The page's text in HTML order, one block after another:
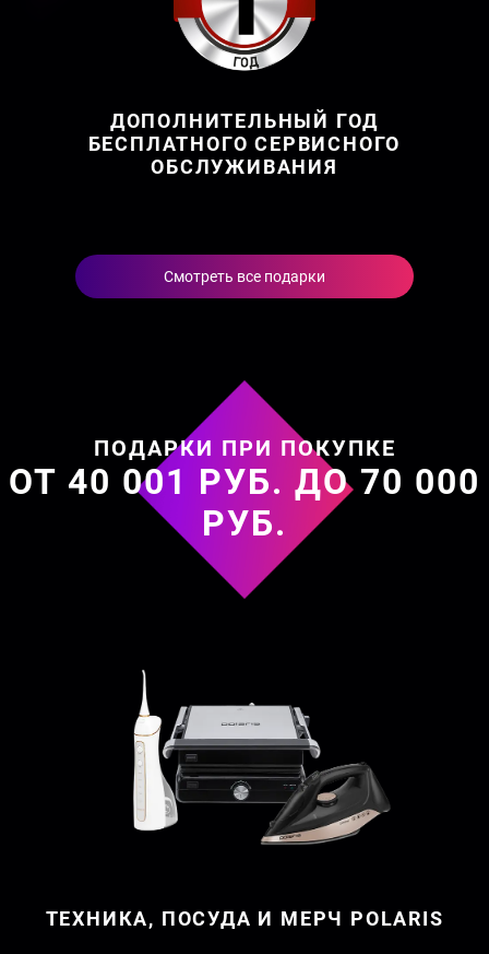
ДОПОЛНИТЕЛЬНЫЙ ГОД
БЕСПЛАТНОГО СЕРВИСНОГО
ОБСЛУЖИВАНИЯ
Смотреть все подарки
ПОДАРКИ ПРИ ПОКУПКЕ
ОТ 40 001 РУБ. ДО 70 000
РУБ.
ТЕХНИКА, ПОСУДА И МЕРЧ POLARIS